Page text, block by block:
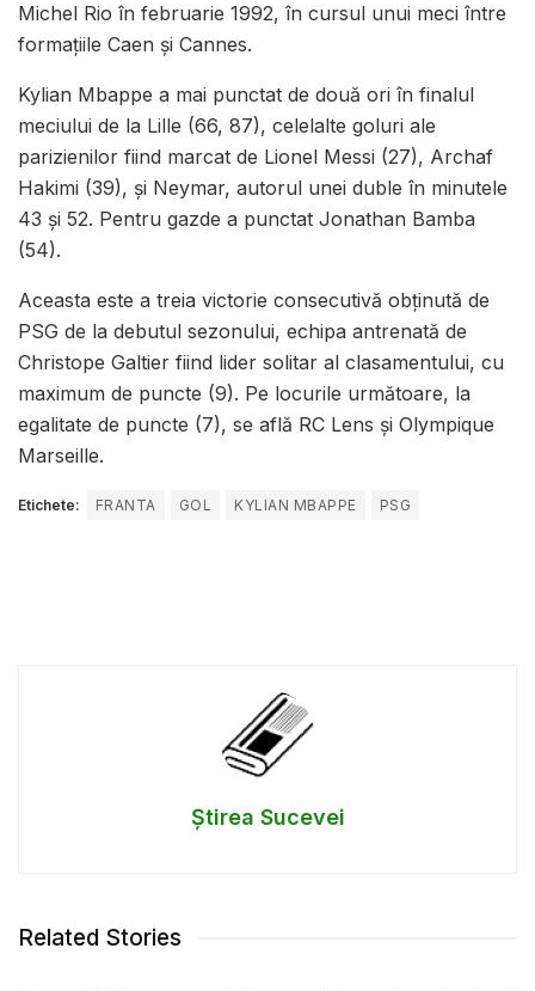
Michel Rio în februarie 1992, în cursul unui meci între
formaţiile Caen şi Cannes.
Kylian Mbappe a mai punctat de două ori în finalul
meciului de la Lille (66, 87), celelalte goluri ale
parizienilor fiind marcat de Lionel Messi (27), Archaf
Hakimi (39), şi Neymar, autorul unei duble în minutele
43 şi 52. Pentru gazde a punctat Jonathan Bamba
(54).
Aceasta este a treia victorie consecutivă obţinută de
PSG de la debutul sezonului, echipa antrenată de
Christope Galtier fiind lider solitar al clasamentului, cu
maximum de puncte (9). Pe locurile următoare, la
egalitate de puncte (7), se află RC Lens şi Olympique
Marseille.
Etichete: FRANTA GOL KYLIAN MBAPPE PSG
Știrea Sucevei
Related Stories